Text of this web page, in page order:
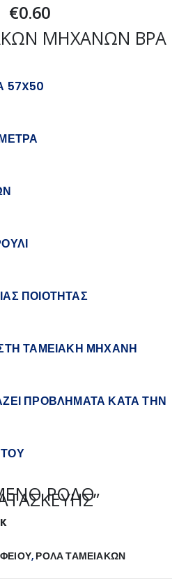
€0.60
ΜΗΧΑΝΩΝ BPA
57X50
ΠΟΙΟΤΗΤΑΣ
ΤΑΜΕΙΑΚΗ ΜΗΧΑΝΗ
ΠΡΟΒΛΗΜΑΤΑ ΚΑΤΑ ΤΗΝ
ΡΟΛΟ
, ΡΟΛΑ ΤΑΜΕΙΑΚΩΝ